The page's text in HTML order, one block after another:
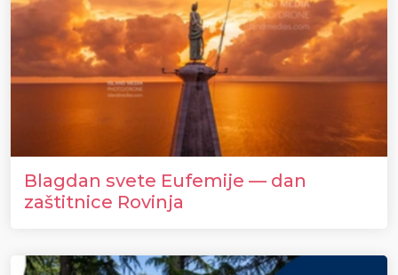
Blagdan svete Eufemije — dan
zaštitnice Rovinja